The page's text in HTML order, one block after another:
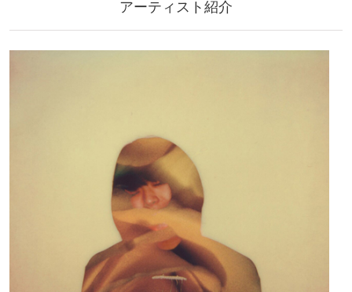
アーティスト紹介